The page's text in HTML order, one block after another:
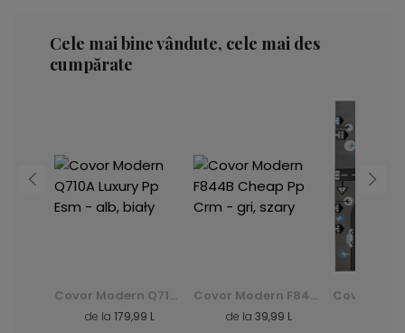
Cele mai bine vândute, cele mai des
cumpărate
Covor Modern Q710A Luxury Pp Esm - alb, biały
de la 179,99 L
Covor Modern F844B Cheap Pp Crm - gri, szary
de la 39,99 L